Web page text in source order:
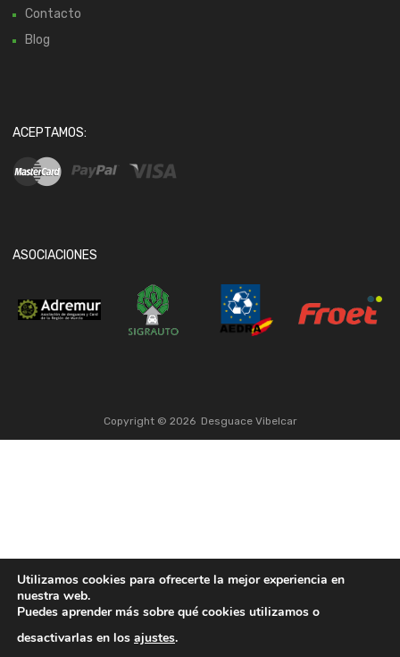
Contacto
Blog
ACEPTAMOS:
ASOCIACIONES
Copyright © 2026 Desguace Vibelcar
Utilizamos cookies para ofrecerte la mejor experiencia en
nuestra web.
Puedes aprender más sobre qué cookies utilizamos o
desactivarlas en los ajustes.